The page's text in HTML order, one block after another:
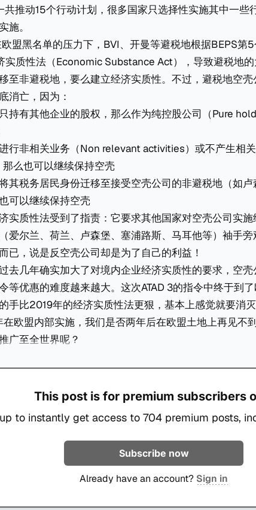
共推动15个行动计划，很多国家只选择性实施其中一些
施。
盟黑名单的压力下，BVI、开曼等避税地根据BEPS第
实质性法（Economic Substance Act），导致避税地
至非避税地，要么建立经济实质性。不过，避税地空
消亡，因为：
持有其他企业的股权，那么作为纯控股公司（Pure
行非相关业务（Non relevant activities）或不产生相
么也可以继续保持空壳
其税务居民身份迁移至接受空壳公司的非避税地（如
可以继续保持空壳
实质性法受到了指责：它要求其他国家对空壳公司实
爱尔兰、荷兰、卢森堡、塞浦路斯、马耳他等）袖手
已，说是反空壳公司却是为了自己的利益！
去几年确实加大了对境内企业经济实质性的要求，空
等优惠的难度越来越大。这次ATAD 3的指令中终于到
手比2019年的经济实质性法更狠，基本上感觉就要消
欧盟内部实施，我们是否两年后在欧盟土地上再见不
广至全世界呢？
This post is for premium subscribers
to instantly get access to 704 premium posts,
Subscribe now
Already have an account? Sign in